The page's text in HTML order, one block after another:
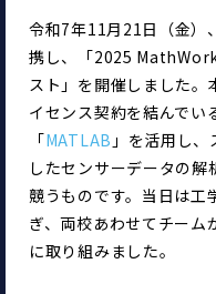
令和7年11月21日（金）
携し、「2025
スト」を開催しました。
イセンス契約を結んでい
「MATLAB 」を活用し
したセンサーデータの
競うものです。当日は工
ぎ、両校あわせてチーム
に取り組みました。